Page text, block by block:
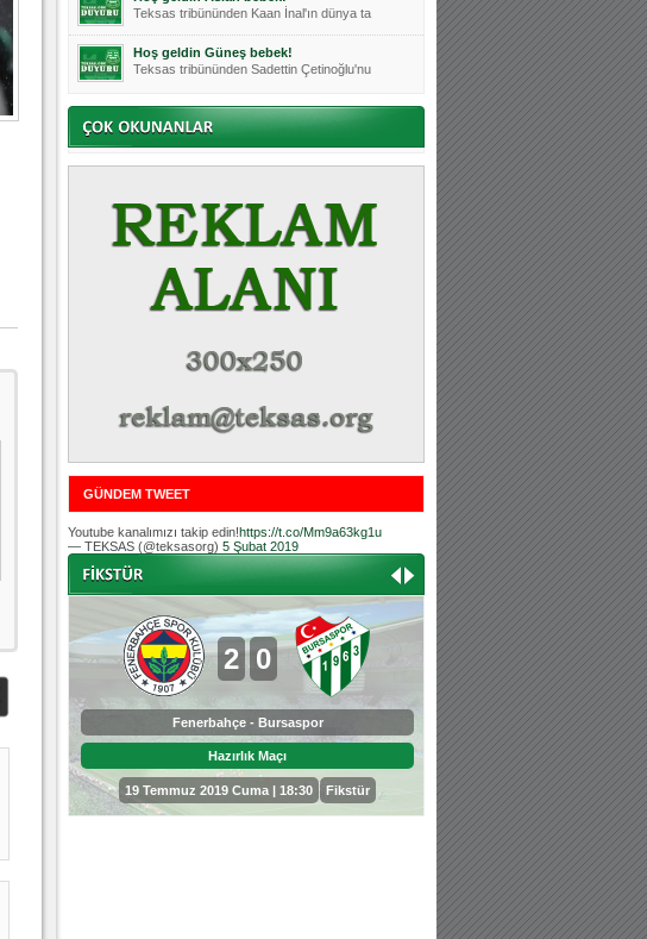
Teksas tribününden Kaan İnal'ın dünya ta
Hoş geldin Güneş bebek!
Teksas tribününden Sadettin Çetinoğlu'nu
Mutluluklar Ceyhun Tetik
Teksas tribünlerinin sevilen isimlerinde
Bursasporumuzun önü açılsın is
Hoş geldin Alaz Bebek!
Teksas.org sistem yöneticisi, ekibimizin
Hoş geldin Göktuğ Bebek!
Teksas.org ekibimizden ve tribünlerimizi
Teksas tribünlerinden Basri İleri'nin dü
Hoş geldin Kerem Bebek!
Tribünlerimizden Mesut Ulusoy'un (Duka)
Hoş geldin Aslan bebek!
Teksas tribününden Kaan İnal'ın dünya ta
Hoş geldin Güneş bebek!
Teksas tribününden Sadettin Çetinoğlu'nu
GÜNDEM TWEET
Youtube kanalımızı takip edin!https://t.co/Mm9a63kg1u
— TEKSAS (@teksasorg) 5 Şubat 2019
2 0
Fenerbahçe - Bursaspor
Hazırlık Maçı
19 Temmuz 2019 Cuma | 18:30 Fikstür
0 3
Bursaspor - Sepahan
Hazırlık Maçı
25 Temmuz 2019 Perşembe |